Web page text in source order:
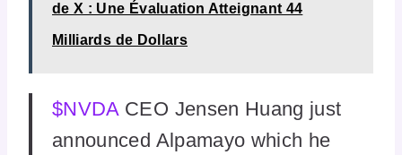
de X : Une Évaluation Atteignant 44
Milliards de Dollars
$NVDA CEO Jensen Huang just
announced Alpamayo which he